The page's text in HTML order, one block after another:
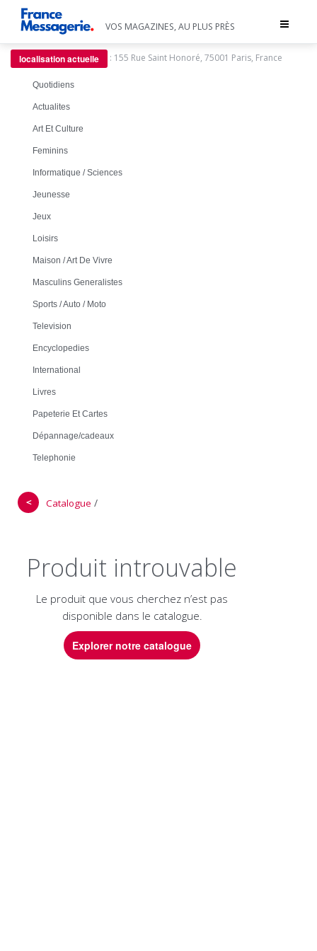
Toggle
VOS MAGAZINES, AU PLUS PRÈS
localisation actuelle : 155 Rue Saint Honoré, 75001 Paris, France
Quotidiens
Actualites
Art Et Culture
Feminins
Informatique / Sciences
Jeunesse
Jeux
Loisirs
Maison / Art De Vivre
Masculins Generalistes
Sports / Auto / Moto
Television
Encyclopedies
International
Livres
Papeterie Et Cartes
Dépannage/cadeaux
Telephonie
＜ Catalogue /
Produit introuvable
Le produit que vous cherchez n’est pas
disponible dans le catalogue.
Explorer notre catalogue